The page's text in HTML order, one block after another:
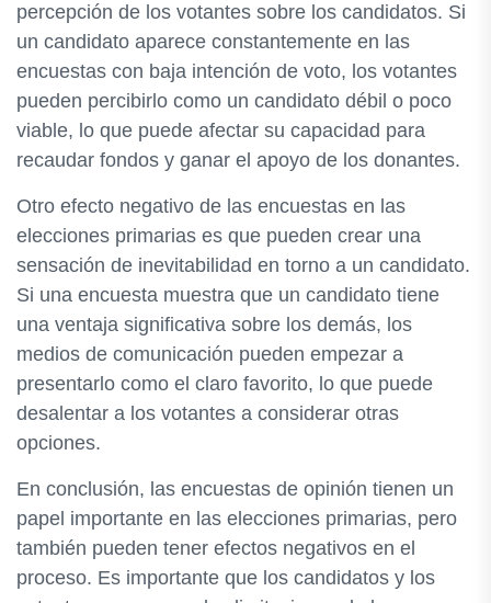
percepción de los votantes sobre los candidatos. Si
un candidato aparece constantemente en las
encuestas con baja intención de voto, los votantes
pueden percibirlo como un candidato débil o poco
viable, lo que puede afectar su capacidad para
recaudar fondos y ganar el apoyo de los donantes.
Otro efecto negativo de las encuestas en las
elecciones primarias es que pueden crear una
sensación de inevitabilidad en torno a un candidato.
Si una encuesta muestra que un candidato tiene
una ventaja significativa sobre los demás, los
medios de comunicación pueden empezar a
presentarlo como el claro favorito, lo que puede
desalentar a los votantes a considerar otras
opciones.
En conclusión, las encuestas de opinión tienen un
papel importante en las elecciones primarias, pero
también pueden tener efectos negativos en el
proceso. Es importante que los candidatos y los